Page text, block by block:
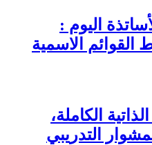
اليوم :
القوائم الاسمية
الكاملة،
التدريبي